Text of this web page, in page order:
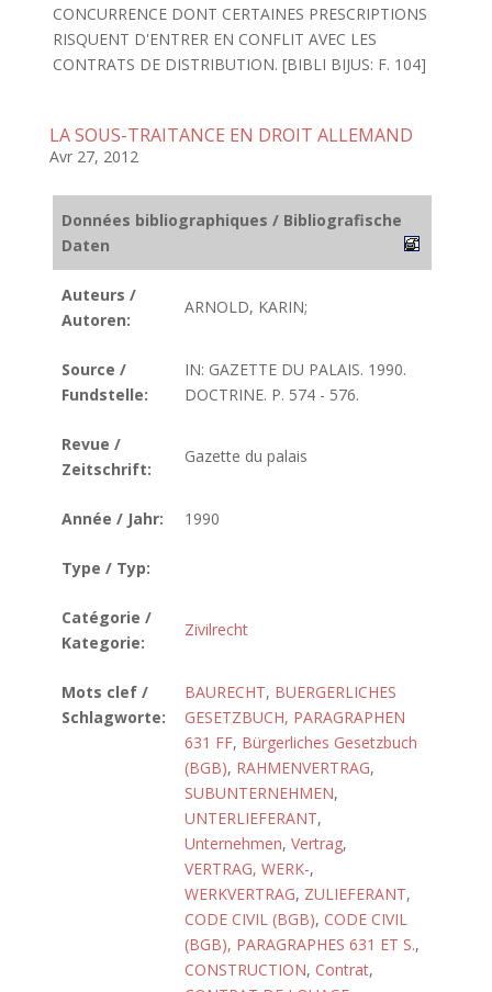
CONCURRENCE DONT CERTAINES PRESCRIPTIONS
RISQUENT D'ENTRER EN CONFLIT AVEC LES
CONTRATS DE DISTRIBUTION. [BIBLI BIJUS: F. 104]
LA SOUS-TRAITANCE EN DROIT ALLEMAND
Avr 27, 2012
Données bibliographiques / Bibliografische
Daten
Auteurs /
Autoren:
ARNOLD, KARIN;
Source /
Fundstelle:
IN: GAZETTE DU PALAIS. 1990.
DOCTRINE. P. 574 - 576.
Revue /
Zeitschrift:
Gazette du palais
Année / Jahr: 1990
Type / Typ:
Catégorie /
Kategorie:
Zivilrecht
Mots clef /
Schlagworte:
BAURECHT, BUERGERLICHES
GESETZBUCH, PARAGRAPHEN
631 FF, Bürgerliches Gesetzbuch
(BGB), RAHMENVERTRAG,
SUBUNTERNEHMEN,
UNTERLIEFERANT,
Unternehmen, Vertrag,
VERTRAG, WERK-,
WERKVERTRAG, ZULIEFERANT,
CODE CIVIL (BGB), CODE CIVIL
(BGB), PARAGRAPHES 631 ET S.,
CONSTRUCTION, Contrat,